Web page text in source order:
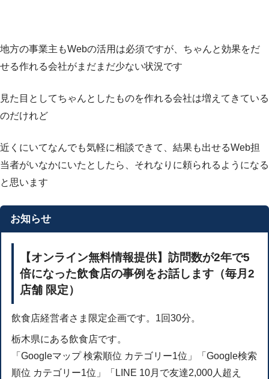
地方の事業主もWebの活用は必須ですが、ちゃんと効果をだ
せる作れる会社がまだまだ少ない状況です
見た目としてちゃんとしたものを作れる会社は増えてきている
のだけれど
近くにいてなんでも気軽に相談できて、結果も出せるWeb担
当者がいなかにいたとしたら、それなりに頼られるようになる
と思います
お知らせ
【オンライン無料情報提供】訪問数が2年で5
倍になった飲食店の事例をお話します（毎月2
店舗 限定）
飲食店経営者さま限定企画です。1回30分。
栃木県にある飲食店です。
「Googleマップ 検索順位 カテゴリー1位」「Google検索
順位 カテゴリー1位」「LINE 10月で友達2,000人超え